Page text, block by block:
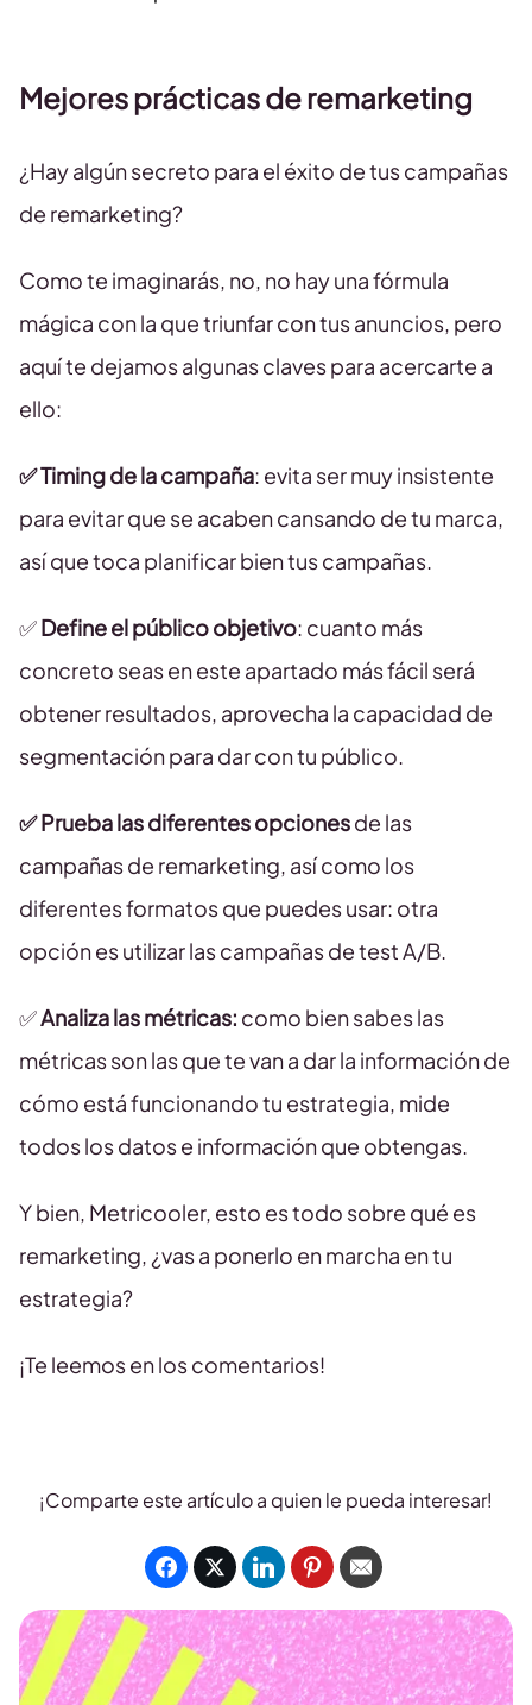
Mejores prácticas de remarketing
¿Hay algún secreto para el éxito de tus campañas
de remarketing?
Como te imaginarás, no, no hay una fórmula
mágica con la que triunfar con tus anuncios, pero
aquí te dejamos algunas claves para acercarte a
ello:
✅ Timing de la campaña: evita ser muy insistente
para evitar que se acaben cansando de tu marca,
así que toca planificar bien tus campañas.
✅Define el público objetivo: cuanto más
concreto seas en este apartado más fácil será
obtener resultados, aprovecha la capacidad de
segmentación para dar con tu público.
✅ Prueba las diferentes opcionesde las
campañas de remarketing, así como los
diferentes formatos que puedes usar: otra
opción es utilizar las campañas de test A/B.
✅Analiza las métricas: como bien sabes las
métricas son las que te van a dar la información de
cómo está funcionando tu estrategia, mide
todos los datos e información que obtengas.
Y bien, Metricooler, esto es todo sobre qué es
remarketing, ¿vas a ponerlo en marcha en tu
estrategia?
¡Te leemos en los comentarios!
¡Comparte este artículo a quien le pueda interesar!